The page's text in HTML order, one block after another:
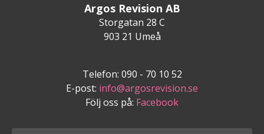
Argos Revision AB
Storgatan 28 C
903 21 Umeå
Telefon: 090 - 70 10 52
E-post: info@argosrevision.se
Följ oss på: Facebook